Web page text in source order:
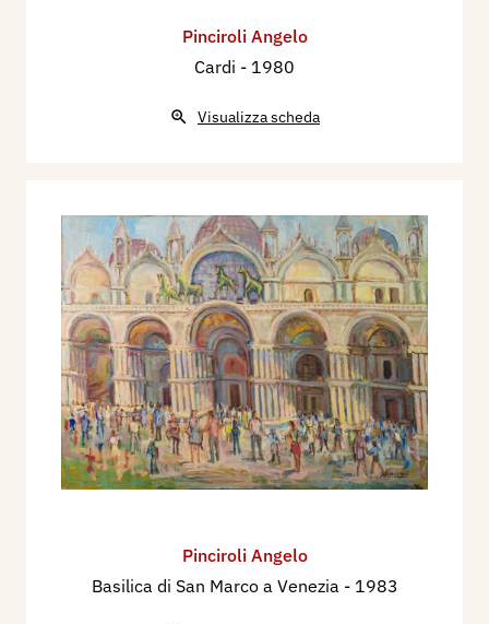
Pinciroli Angelo
Cardi - 1980
Visualizza scheda
Pinciroli Angelo
Basilica di San Marco a Venezia - 1983